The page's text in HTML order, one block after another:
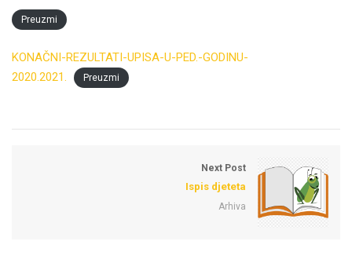
Preuzmi
KONAČNI-REZULTATI-UPISA-U-PED.-GODINU-
2020.2021.
Preuzmi
Next Post
Ispis djeteta
Arhiva